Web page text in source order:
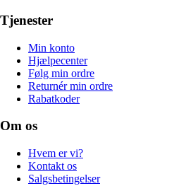
Tjenester
Min konto
Hjælpecenter
Følg min ordre
Returnér min ordre
Rabatkoder
Om os
Hvem er vi?
Kontakt os
Salgsbetingelser